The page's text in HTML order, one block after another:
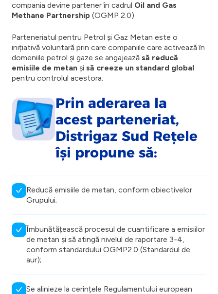
compania devine partener în cadrul Oil and Gas
Methane Partnership (OGMP 2.0).
Parteneriatul pentru Petrol și Gaz Metan este o
inițiativă voluntară prin care companiile care activează în
domeniile petrol și gaze se angajează să reducă
emisiile de metan și să creeze un standard global
pentru controlul acestora.
Prin aderarea la
acest parteneriat,
Distrigaz Sud Rețele
își propune să:
Reducă emisiile de metan, conform obiectivelor
Grupului;
Îmbunătățească procesul de cuantificare a emisiilor
de metan și să atingă nivelul de raportare 3-4,
conform standardului OGMP2.0 (Standardul de
aur);
Se alinieze la cerințele Regulamentului european